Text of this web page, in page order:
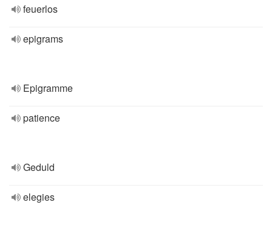
feuerlos
epigrams
Epigramme
patience
Geduld
elegies